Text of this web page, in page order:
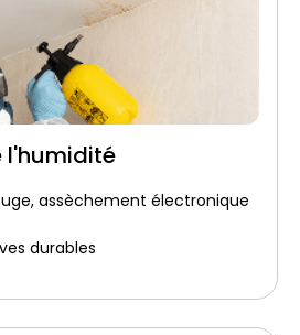
l'humidité
assèchement électronique
durables